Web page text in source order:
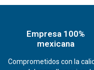
Empresa 100%
mexicana
Comprometidos con la